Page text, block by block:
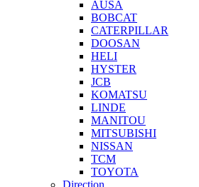
AUSA
BOBCAT
CATERPILLAR
DOOSAN
HELI
HYSTER
JCB
KOMATSU
LINDE
MANITOU
MITSUBISHI
NISSAN
TCM
TOYOTA
Direction